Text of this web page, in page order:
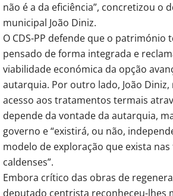
não é a da eficiência”, concretizou o
municipal João Diniz.
O CDS-PP defende que o património
pensado de forma integrada e
viabilidade económica da opção
autarquia. Por outro lado, João Diniz,
acesso aos tratamentos termais
depende da vontade da autarquia,
governo e “existirá, ou não,
modelo de exploração que exista
caldenses”.
Embora crítico das obras de
deputado centrista reconheceu-lhes